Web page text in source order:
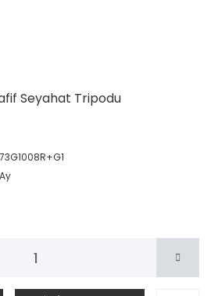
Seyahat Tripodu